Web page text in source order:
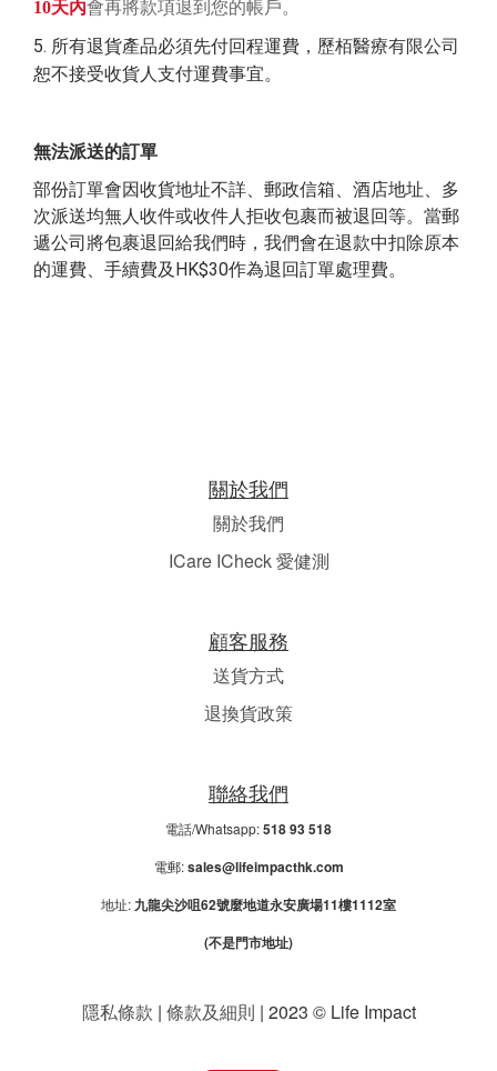
10天內會再將款項退到您的帳戶。
5. 所有退貨產品必須先付回程運費， 歷栢醫療有限公司
恕不接受收貨人支付運費事宜。
無法派送的訂單
部份訂單會因收貨地址不詳、郵政信箱、酒店地址、多
次派送均無人收件或收件人拒收包裹而被退回等。當郵
遞公司將包裹退回給我們時，我們會在退款中扣除原本
的運費、手續費及 HK$30作為退回訂單處理費。
關於我們
關於我們
ICare ICheck 愛健測
顧客服務
送貨方式
退換貨政策
聯絡我們
電話/Whatsapp:518 93 518
電郵:sales@lifeimpacthk.com
地址: 九龍尖沙咀62號麼地道永安廣場11樓1112室
(不是門市地址)
隱私條款 | 條款及細則 | 2023 © Life Impact